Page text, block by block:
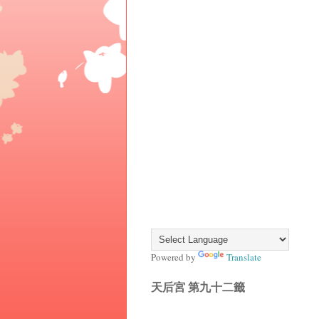
Powered by Translate
天后宮 第九十二籤